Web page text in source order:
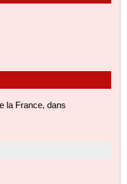
la France, dans